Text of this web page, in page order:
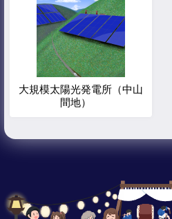
大規模太陽光発電所（中山
間地）